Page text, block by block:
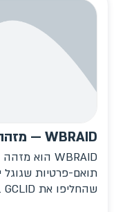
WBRAID — מזהה קליק בעידן הפרטיות
תואם-פרטיות
שהחליפו את GCLID בסביבות מוגבלות-מעקב....